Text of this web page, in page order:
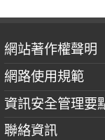
網站著作權聲明
網路使用規範
資訊安全管理要
聯絡資訊